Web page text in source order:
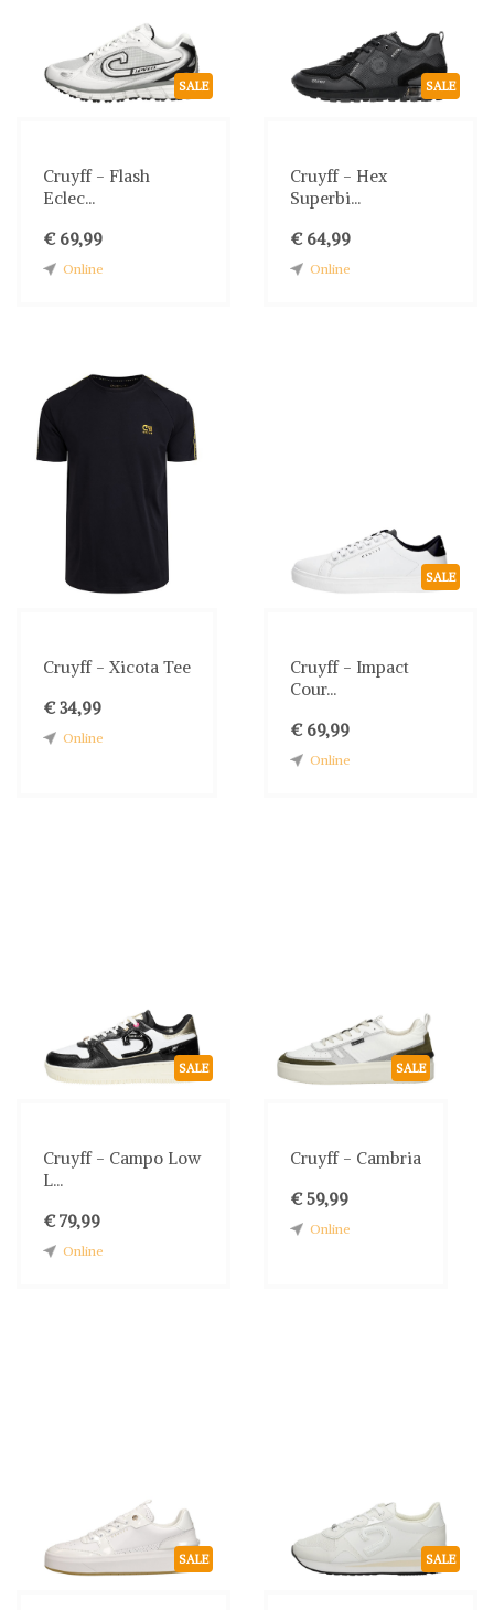
SALE
Cruyff - Flash
Eclec...
€ 69,99
Online
SALE
Cruyff - Hex
Superbi...
€ 64,99
Online
Cruyff - Xicota Tee
€ 34,99
Online
SALE
Cruyff - Impact
Cour...
€ 69,99
Online
SALE
Cruyff - Campo Low
L...
€ 79,99
Online
SALE
Cruyff - Cambria
€ 59,99
Online
SALE SALE